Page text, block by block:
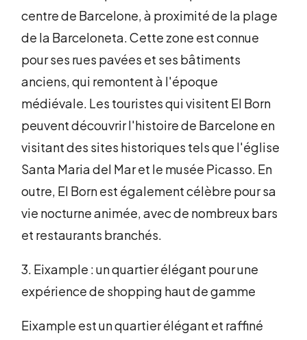
centre de Barcelone, à proximité de la plage
de la Barceloneta. Cette zone est connue
pour ses rues pavées et ses bâtiments
anciens, qui remontent à l'époque
médiévale. Les touristes qui visitent El Born
peuvent découvrir l'histoire de Barcelone en
visitant des sites historiques tels que l'église
Santa Maria del Mar et le musée Picasso. En
outre, El Born est également célèbre pour sa
vie nocturne animée, avec de nombreux bars
et restaurants branchés.
3. Eixample : un quartier élégant pour une
expérience de shopping haut de gamme
Eixample est un quartier élégant et raffiné